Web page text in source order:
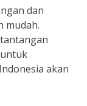
dan
mudah.
akan